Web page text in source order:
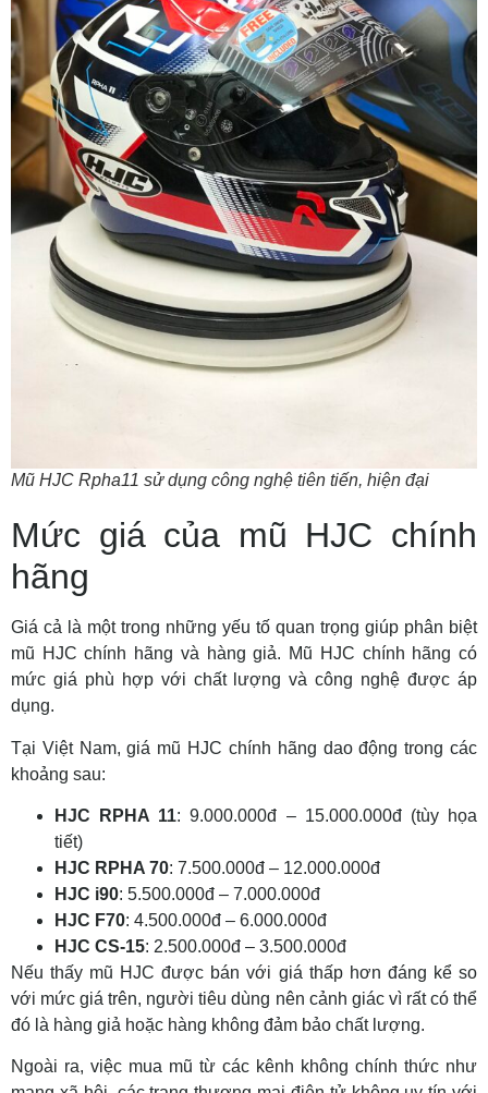
Mũ HJC Rpha11 sử dụng công nghệ tiên tiến, hiện đại
Mức giá của mũ HJC chính
hãng
Giá cả là một trong những yếu tố quan trọng giúp phân biệt
mũ HJC chính hãng và hàng giả. Mũ HJC chính hãng có
mức giá phù hợp với chất lượng và công nghệ được áp
dụng.
Tại Việt Nam, giá mũ HJC chính hãng dao động trong các
khoảng sau:
HJC RPHA 11: 9.000.000đ – 15.000.000đ (tùy họa
tiết)
HJC RPHA 70: 7.500.000đ – 12.000.000đ
HJC i90: 5.500.000đ – 7.000.000đ
HJC F70: 4.500.000đ – 6.000.000đ
HJC CS-15: 2.500.000đ – 3.500.000đ
Nếu thấy mũ HJC được bán với giá thấp hơn đáng kể so
với mức giá trên, người tiêu dùng nên cảnh giác vì rất có thể
đó là hàng giả hoặc hàng không đảm bảo chất lượng.
Ngoài ra, việc mua mũ từ các kênh không chính thức như